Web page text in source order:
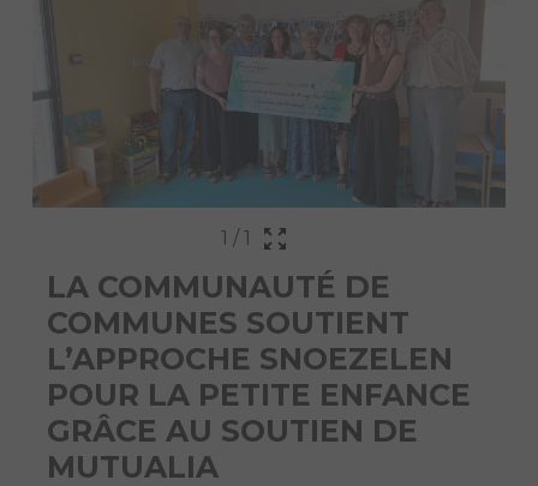
1 / 1
LA COMMUNAUTÉ DE
COMMUNES SOUTIENT
L’APPROCHE SNOEZELEN
POUR LA PETITE ENFANCE
GRÂCE AU SOUTIEN DE
MUTUALIA